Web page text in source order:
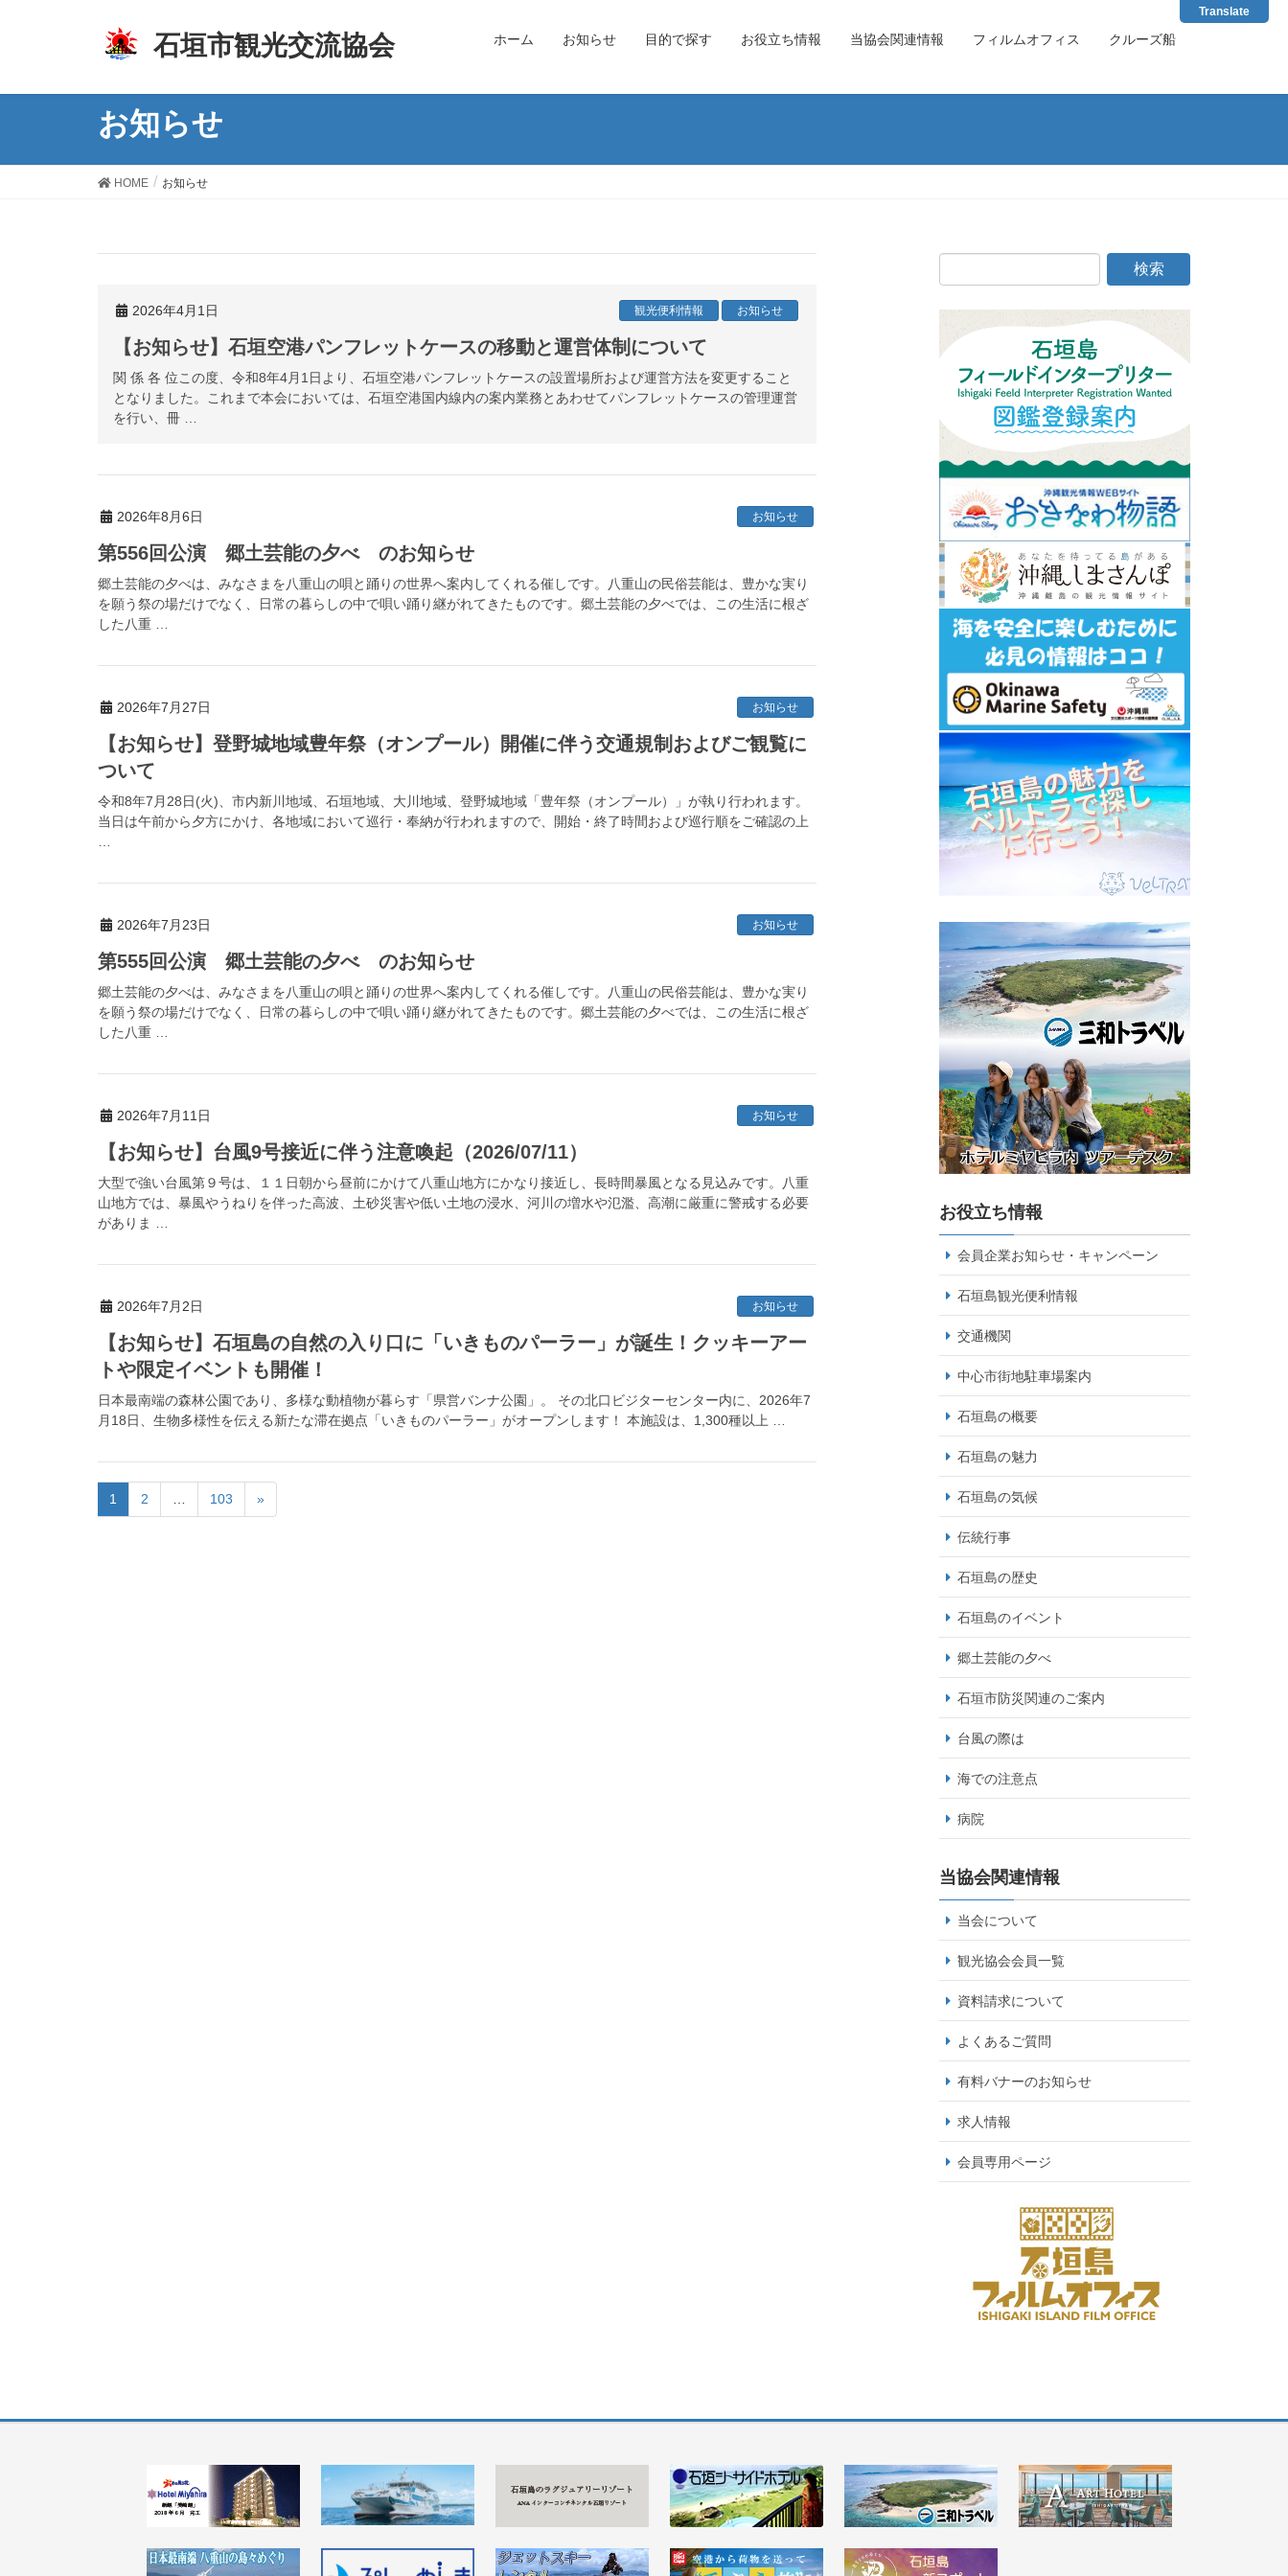
石垣市観光交流協会 ホーム お知らせ 目的で探す お役立ち情報 当協会関連情報 フィルムオフィス クルーズ船
お知らせ
HOME お知らせ
2026年4月1日 お知らせ
観光便利情報
【お知らせ】石垣空港パンフレットケースの移動と運営体制について
関 係 各 位この度、令和8年4月1日より、石垣空港パンフレットケースの設置場所および運営方法を変更すること
となりました。これまで本会においては、石垣空港国内線内の案内業務とあわせてパンフレットケースの管理運営
を行い、冊 …
2026年8月6日 お知らせ
第556回公演 郷土芸能の夕べ のお知らせ
郷土芸能の夕べは、みなさまを八重山の唄と踊りの世界へ案内してくれる催しです。八重山の民俗芸能は、豊かな実り
を願う祭の場だけでなく、日常の暮らしの中で唄い踊り継がれてきたものです。郷土芸能の夕べでは、この生活に根ざ
した八重 …
2026年7月27日 お知らせ
【お知らせ】登野城地域豊年祭（オンプール）開催に伴う交通規制およびご観覧に
ついて
令和8年7月28日(火)、市内新川地域、石垣地域、大川地域、登野城地域「豊年祭（オンプール）」が執り行われます。
当日は午前から夕方にかけ、各地域において巡行・奉納が行われますので、開始・終了時間および巡行順をご確認の上
2026年7月23日 お知らせ
第555回公演 郷土芸能の夕べ のお知らせ
郷土芸能の夕べは、みなさまを八重山の唄と踊りの世界へ案内してくれる催しです。八重山の民俗芸能は、豊かな実り
を願う祭の場だけでなく、日常の暮らしの中で唄い踊り継がれてきたものです。郷土芸能の夕べでは、この生活に根ざ
した八重 …
2026年7月11日 お知らせ
【お知らせ】台風9号接近に伴う注意喚起（2026/07/11）
大型で強い台風第９号は、１１日朝から昼前にかけて八重山地方にかなり接近し、長時間暴風となる見込みです。八重
山地方では、暴風やうねりを伴った高波、土砂災害や低い土地の浸水、河川の増水や氾濫、高潮に厳重に警戒する必要
がありま …
2026年7月2日 お知らせ
【お知らせ】石垣島の自然の入り口に「いきものパーラー」が誕生！クッキーアー
トや限定イベントも開催！
日本最南端の森林公園であり、多様な動植物が暮らす「県営バンナ公園」。 その北口ビジターセンター内に、2026年7
月18日、生物多様性を伝える新たな滞在拠点「いきものパーラー」がオープンします！ 本施設は、1,300種以上 …
1 2 103 »
お役立ち情報
会員企業お知らせ・キャンペーン
石垣島観光便利情報
交通機関
中心市街地駐車場案内
石垣島の概要
石垣島の魅力
石垣島の気候
伝統行事
石垣島の歴史
石垣島のイベント
郷土芸能の夕べ
石垣市防災関連のご案内
台風の際は
海での注意点
病院
当協会関連情報
当会について
観光協会会員一覧
資料請求について
よくあるご質問
有料バナーのお知らせ
求人情報
会員専用ページ
Translate